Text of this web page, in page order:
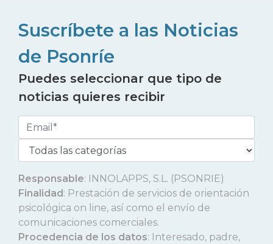
Suscríbete a las Noticias
de Psonríe
Puedes seleccionar que tipo de
noticias quieres recibir
Responsable: INNOLAPPS, S.L. (PSONRIE)
Finalidad: Prestación de servicios de orientación
psicológica on line, así como el envío de
comunicaciones comerciales.
Procedencia de los datos: Interesado, padre,